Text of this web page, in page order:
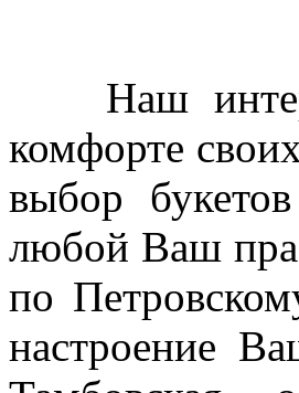
Наш
комфорте
выбор
любой Ваш
по
настроение